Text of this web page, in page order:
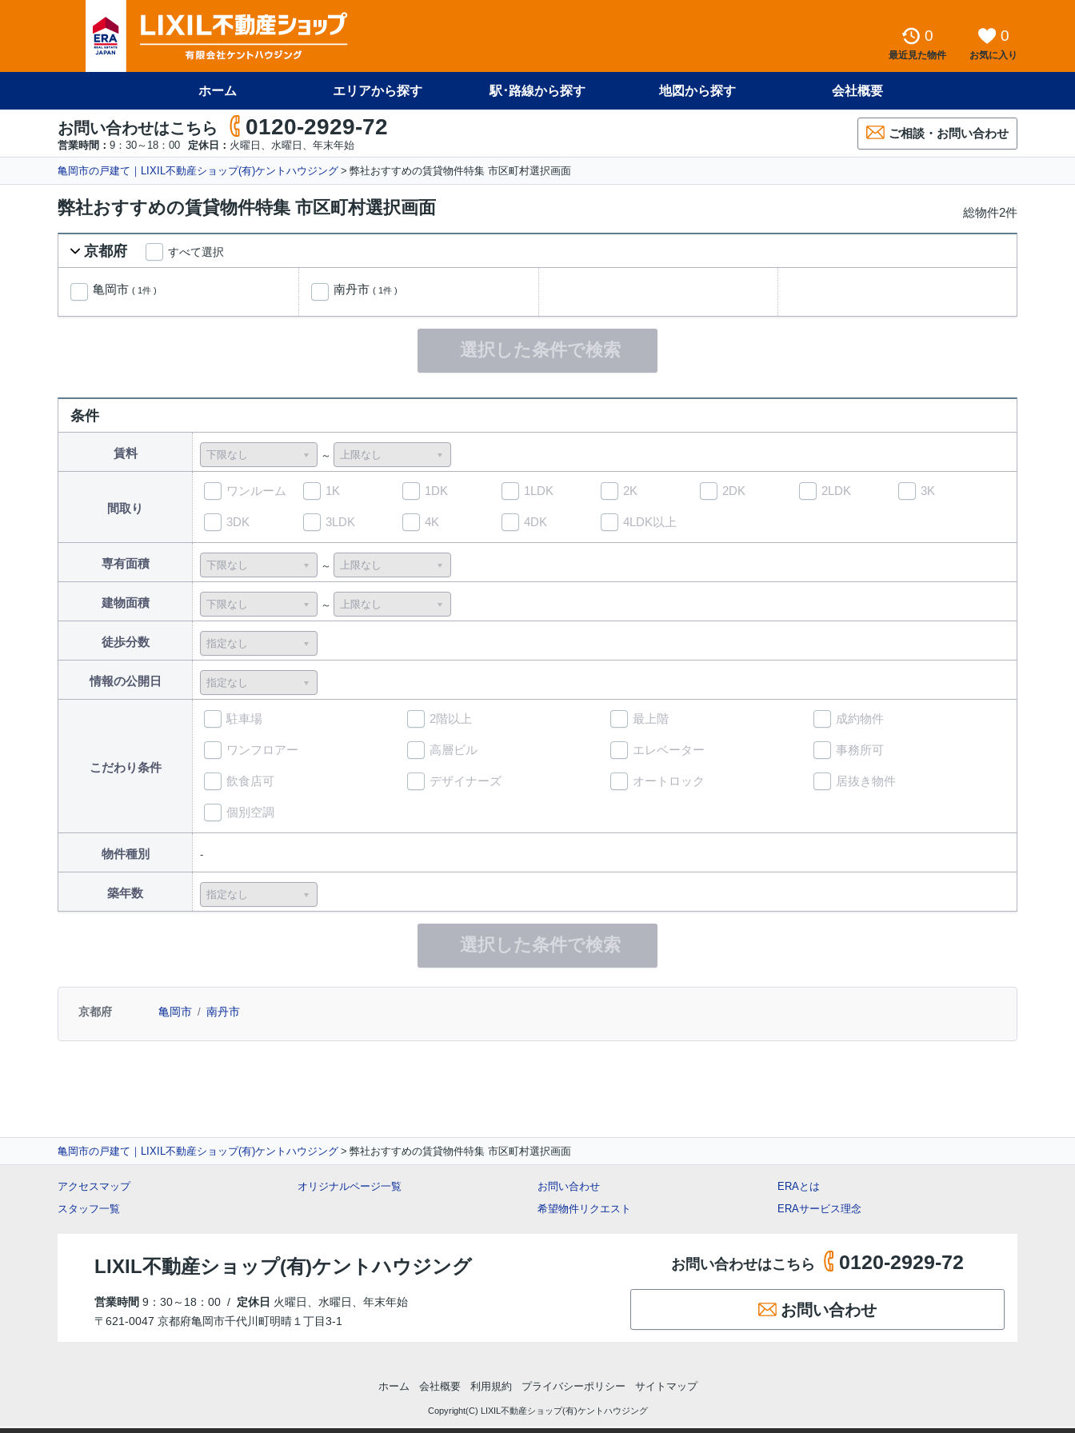
0
最近見た物件
0
お気に入り
ホーム エリアから探す 駅･路線から探す 地図から探す 会社概要
お問い合わせはこちら 0120-2929-72
営業時間： 9：30～18：00 定休日： 火曜日、水曜日、年末年始
ご相談・お問い合わせ
亀岡市の戸建て｜LIXIL不動産ショップ(有)ケントハウジング 弊社おすすめの賃貸物件特集 市区町村選択画面
弊社おすすめの賃貸物件特集 市区町村選択画面 総物件2件
京都府 すべて選択
亀岡市 ( 1件 ) 南丹市 ( 1件 )
選択した条件で検索
条件
賃料
間取り
ワンルーム 1K 1DK 1LDK 2K 2DK 2LDK 3K
3DK 3LDK 4K 4DK 4LDK以上
専有面積
建物面積
徒歩分数
情報の公開日
こだわり条件
駐車場 2階以上 最上階 成約物件
ワンフロアー 高層ビル エレベーター 事務所可
飲食店可 デザイナーズ オートロック 居抜き物件
個別空調
物件種別
築年数
選択した条件で検索
京都府 亀岡市 南丹市
亀岡市の戸建て｜LIXIL不動産ショップ(有)ケントハウジング 弊社おすすめの賃貸物件特集 市区町村選択画面
アクセスマップ
スタッフ一覧
オリジナルページ一覧
お問い合わせ
希望物件リクエスト
ERAとは
ERAサービス理念
LIXIL不動産ショップ(有)ケントハウジング
営業時間 9：30～18：00 / 定休日 火曜日、水曜日、年末年始
〒621-0047 京都府亀岡市千代川町明晴１丁目3-1
お問い合わせはこちら 0120-2929-72
お問い合わせ
ホーム 会社概要 利用規約 プライバシーポリシー サイトマップ
Copyright(C) LIXIL不動産ショップ(有)ケントハウジング